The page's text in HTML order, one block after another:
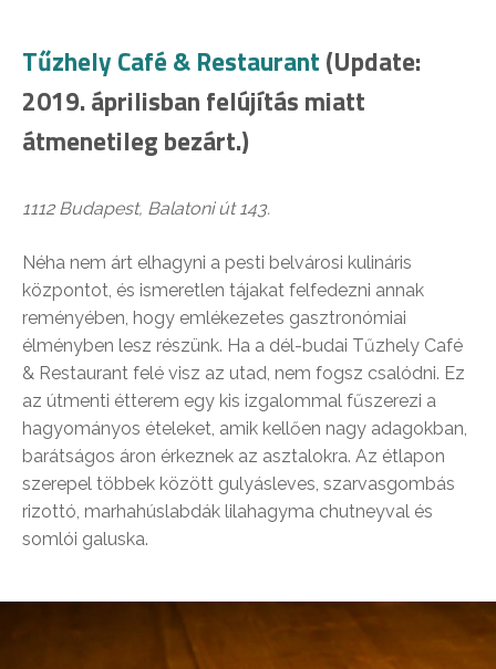
Tűzhely Café & Restaurant (Update:
2019. áprilisban felújítás miatt
átmenetileg bezárt.)
1112 Budapest, Balatoni út 143.
Néha nem árt elhagyni a pesti belvárosi kulináris
központot, és ismeretlen tájakat felfedezni annak
reményében, hogy emlékezetes gasztronómiai
élményben lesz részünk. Ha a dél-budai Tűzhely Café
& Restaurant felé visz az utad, nem fogsz csalódni. Ez
az útmenti étterem egy kis izgalommal fűszerezi a
hagyományos ételeket, amik kellően nagy adagokban,
barátságos áron érkeznek az asztalokra. Az étlapon
szerepel többek között gulyásleves, szarvasgombás
rizottó, marhahúslabdák lilahagyma chutneyval és
somlói galuska.